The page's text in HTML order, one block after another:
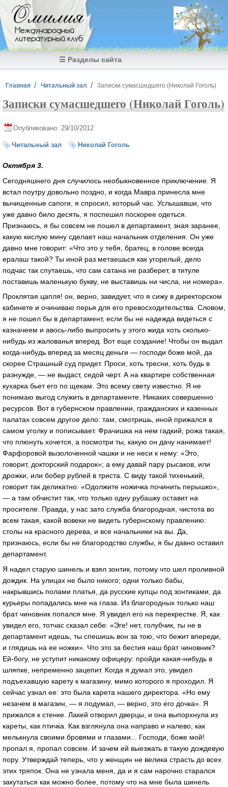
Перейти к основному содержанию
Омилия
Международный
литературный клуб
☰ Разделы сайта
Вы здесь
Главная Читальный зал Записки сумасшедшего (Николай Гоголь)
Записки сумасшедшего (Николай Гоголь)
Опубликовано: 29/10/2012
Читальный зал Николай Гоголь
Октября 3.
Сегодняшнего дня случилось необыкновенное приключение. Я
встал поутру довольно поздно, и когда Мавра принесла мне
вычищенные сапоги, я спросил, который час. Услышавши, что
уже давно било десять, я поспешил поскорее одеться.
Признаюсь, я бы совсем не пошел в департамент, зная заранее,
какую кислую мину сделает наш начальник отделения. Он уже
давно мне говорит: «Что это у тебя, братец, в голове всегда
ералаш такой? Ты иной раз метаешься как угорелый, дело
подчас так спутаешь, что сам сатана не разберет, в титуле
поставишь маленькую букву, не выставишь ни числа, ни номера».
Проклятая цапля! он, верно, завидует, что я сижу в директорском
кабинете и очиниваю перья для его превосходительства. Словом,
я не пошел бы в департамент, если бы не надежда видеться с
казначеем и авось-либо выпросить у этого жида хоть сколько-
нибудь из жалованья вперед. Вот еще создание! Чтобы он выдал
когда-нибудь вперед за месяц деньги — господи боже мой, да
скорее Страшный суд придет. Проси, хоть тресни, хоть будь в
разнужде, — не выдаст, седой черт. А на квартире собственная
кухарка бьет его по щекам. Это всему свету известно. Я не
понимаю выгод служить в департаменте. Никаких совершенно
ресурсов. Вот в губернском правлении, гражданских и казенных
палатах совсем другое дело: там, смотришь, иной прижался в
самом уголку и пописывает. Фрачишка на нем гадкий, рожа такая,
что плюнуть хочется, а посмотри ты, какую он дачу нанимает!
Фарфоровой вызолоченной чашки и не неси к нему: «Это,
говорит, докторский подарок»; а ему давай пару рысаков, или
дрожки, или бобер рублей в триста. С виду такой тихенький,
говорит так деликатно: «Одолжите ножичка починить перышко»,
— а там обчистит так, что только одну рубашку оставит на
просителе. Правда, у нас зато служба благородная, чистота во
всем такая, какой вовеки не видеть губернскому правлению:
столы на красного дерева, и все начальники на вы. Да,
признаюсь, если бы не благородство службы, я бы давно оставил
департамент.
Я надел старую шинель и взял зонтик, потому что шел проливной
дождик. На улицах не было никого; одни только бабы,
накрывшись полами платья, да русские купцы под зонтиками, да
курьеры попадались мне на глаза. Из благородных только наш
брат чиновник попался мне. Я увидел его на перекрестке. Я, как
увидел его, тотчас сказал себе: «Эге! нет, голубчик, ты не в
департамент идешь, ты спешишь вон за тою, что бежит впереди,
и глядишь на ее ножки». Что это за бестия наш брат чиновник?
Ей-богу, не уступит никакому офицеру: пройди какая-нибудь в
шляпке, непременно зацепит. Когда я думал это, увидел
подъехавшую карету к магазину, мимо которого я проходил. Я
сейчас узнал ее: это была карета нашего директора. «Но ему
незачем в магазин, — я подумал, — верно, это его дочка». Я
прижался к стенке. Лакей отворил дверцы, и она выпорхнула из
кареты, как птичка. Как взглянула она направо и налево, как
мелькнула своими бровями и глазами... Господи, боже мой!
пропал я, пропал совсем. И зачем ей выезжать в такую дождевую
пору. Утверждай теперь, что у женщин не велика страсть до всех
этих тряпок. Она не узнала меня, да и я сам нарочно старался
закутаться как можно более, потому что на мне была шинель